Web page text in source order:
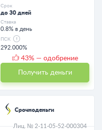
Срок
до 30 дней
Ставка
0.8% в день
ПСК
292.000%
43% — одобрение
Получить деньги
Срочноденьги
Лиц. № 2-11-05-52-000304